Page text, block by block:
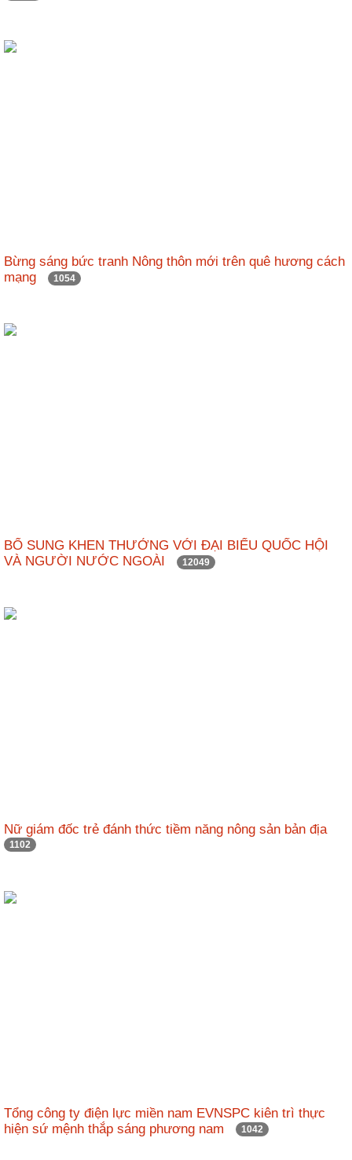
Bừng sáng bức tranh Nông thôn mới trên quê hương cách
mạng
1054
BỔ SUNG KHEN THƯỞNG VỚI ĐẠI BIỂU QUỐC HỘI
VÀ NGƯỜI NƯỚC NGOÀI
12049
Nữ giám đốc trẻ đánh thức tiềm năng nông sản bản địa
1102
Tổng công ty điện lực miền nam EVNSPC kiên trì thực
hiện sứ mệnh thắp sáng phương nam
1042